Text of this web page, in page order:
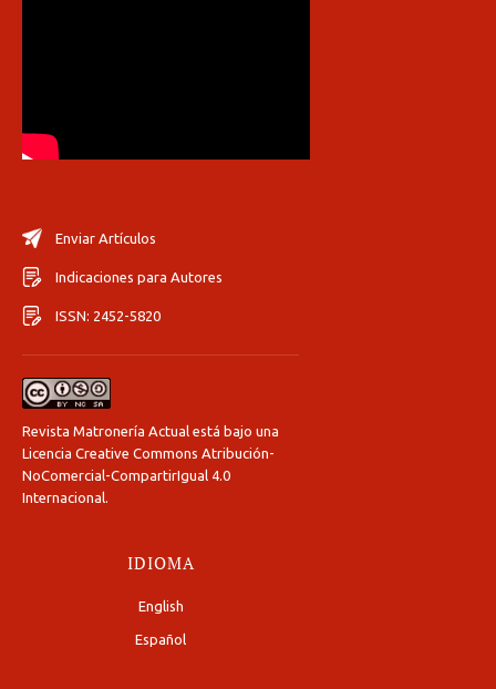
Enviar Artículos
Indicaciones para Autores
ISSN: 2452-5820
Revista Matronería Actual está bajo una
Licencia Creative Commons Atribución-
NoComercial-CompartirIgual 4.0
Internacional.
IDIOMA
English
Español